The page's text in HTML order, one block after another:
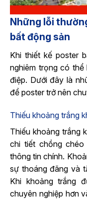
Những lỗi
bất động sản
Khi thiết kế poster
nghiêm trọng có thể
điệp. Dưới đây là
để poster trở nên
Thiếu khoảng trắng
Thiếu khoảng trắng
chi tiết chồng
thông tin chính.
sự thoáng đãng và
Khi khoảng trắng
chuyên nghiệp hơn